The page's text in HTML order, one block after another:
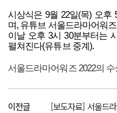
시상식은9월 22일(목) 오후
며, 유튜브 서울드라마어워
이날 오후3시30분부터는
펼쳐진다(유튜브 중계 ).
서울드라마어워즈2022의 수
이전글 [보도자료] 서울드